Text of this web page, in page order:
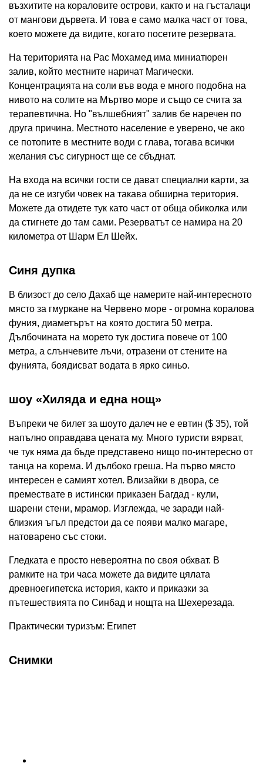
възхитите на кораловите острови, както и на гъсталаци
от мангови дървета. И това е само малка част от това,
което можете да видите, когато посетите резервата.
На територията на Рас Мохамед има миниатюрен
залив, който местните наричат ​​Магически.
Концентрацията на соли във вода е много подобна на
нивото на солите на Мъртво море и също се счита за
терапевтична. Но "вълшебният" залив бе наречен по
друга причина. Местното население е уверено, че ако
се потопите в местните води с глава, тогава всички
желания със сигурност ще се сбъднат.
На входа на всички гости се дават специални карти, за
да не се изгуби човек на такава обширна територия.
Можете да отидете тук като част от обща обиколка или
да стигнете до там сами. Резерватът се намира на 20
километра от Шарм Ел Шейх.
Синя дупка
В близост до село Дахаб ще намерите най-интересното
място за гмуркане на Червено море - огромна коралова
фуния, диаметърът на която достига 50 метра.
Дълбочината на морето тук достига повече от 100
метра, а слънчевите лъчи, отразени от стените на
фунията, боядисват водата в ярко синьо.
шоу «Хиляда и една нощ»
Въпреки че билет за шоуто далеч не е евтин ($ 35), той
напълно оправдава цената му. Много туристи вярват,
че тук няма да бъде представено нищо по-интересно от
танца на корема. И дълбоко греша. На първо място
интересен е самият хотел. Влизайки в двора, се
премествате в истински приказен Багдад - кули,
шарени стени, мрамор. Изглежда, че заради най-
близкия ъгъл предстои да се появи малко магаре,
натоварено със стоки.
Гледката е просто невероятна по своя обхват. В
рамките на три часа можете да видите цялата
древноегипетска история, както и приказки за
пътешествията по Синбад и нощта на Шехерезада.
Практически туризъм: Египет
Снимки